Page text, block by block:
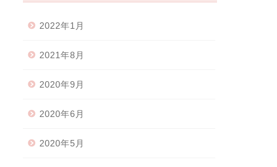
2022年1月
2021年8月
2020年9月
2020年6月
2020年5月